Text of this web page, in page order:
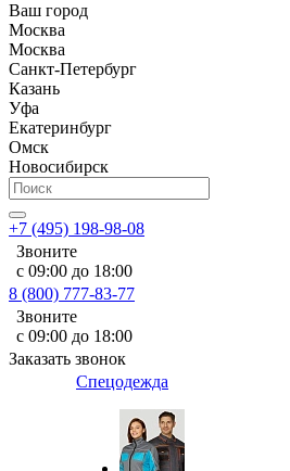
Ваш город
Москва
Москва
Санкт-Петербург
Казань
Уфа
Екатеринбург
Омск
Новосибирск
+7 (495) 198-98-08
Звоните
с 09:00 до 18:00
8 (800) 777-83-77
Звоните
с 09:00 до 18:00
Заказать звонок
Спецодежда